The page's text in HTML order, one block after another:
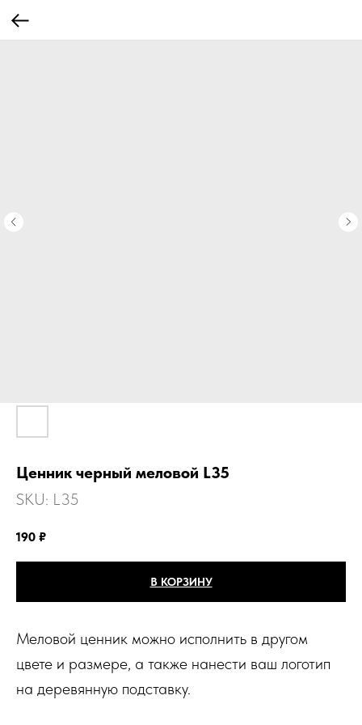
Ценник черный меловой L35
SKU: L35
190 ₽
В КОРЗИНУ
Меловой ценник можно исполнить в другом
цвете и размере, а также нанести ваш логотип
на деревянную подставку.